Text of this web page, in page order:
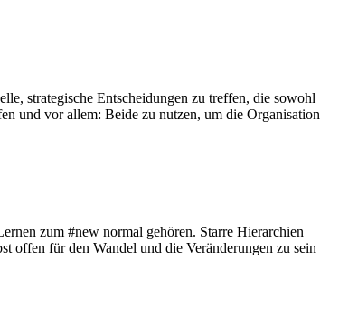
strategische Entscheidungen zu treffen, die sowohl
und vor allem: Beide zu nutzen, um die Organisation
zum #new normal gehören. Starre Hierarchien
offen für den Wandel und die Veränderungen zu sein